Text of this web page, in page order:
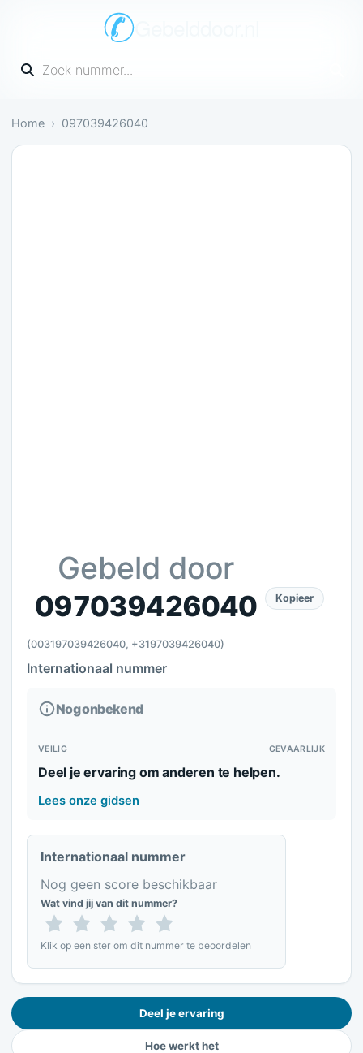
Gebelddoor.nl
Vul een telefoonnummer in
Home 097039426040
Gebeld door
097039426040
(003197039426040, +3197039426040)
Kopieer
Internationaal nummer
Nog onbekend
VEILIG GEVAARLIJK
Deel je ervaring om anderen te helpen.
Lees onze gidsen
Internationaal nummer
Nog geen score beschikbaar
Wat vind jij van dit nummer?
Klik op een ster om dit nummer te beoordelen
Deel je ervaring
Hoe werkt het